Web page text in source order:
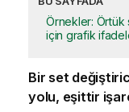
Örnekler:
için grafik
Bir set
yolu, eşittir